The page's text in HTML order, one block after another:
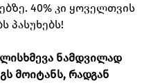
40% კი ყოველთვის
პასუხებს!
ნამდვილად
მოიტანს, რადგან